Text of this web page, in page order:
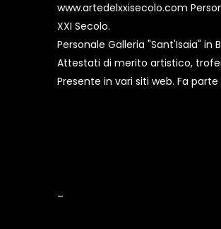
www.artedelxxisecolo.com
XXI Secolo.
Personale Galleria "Sant'Isaia" in
Attestati di merito artistico,
Presente in vari siti web. Fa parte